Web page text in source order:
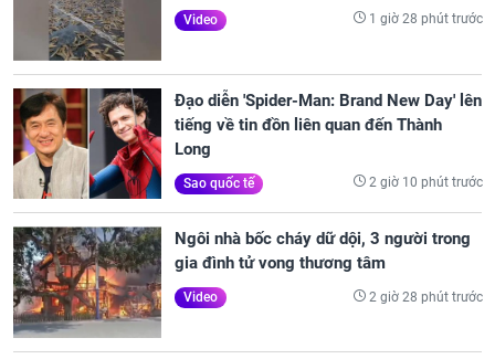
Video 1 giờ 28 phút trước
Đạo diễn 'Spider-Man: Brand New Day' lên
tiếng về tin đồn liên quan đến Thành
Long
Sao quốc tế 2 giờ 10 phút trước
Ngôi nhà bốc cháy dữ dội, 3 người trong
gia đình tử vong thương tâm
Video 2 giờ 28 phút trước